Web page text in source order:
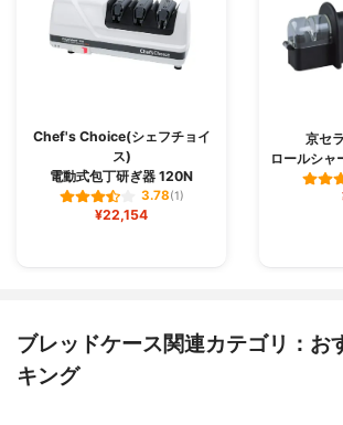
Chef's Choice(シェフチョイ
ス)
電動式包丁研ぎ器 120N
3.78(1)
¥22,154
京セ
ロールシ
ブレッドケース関連カテゴリ：お
キング